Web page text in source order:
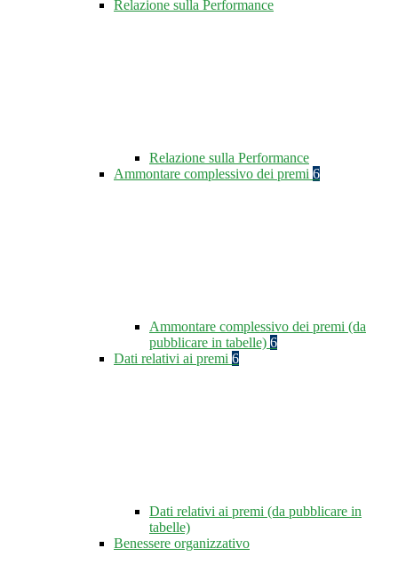
Relazione sulla Performance
Relazione sulla Performance
Ammontare complessivo dei premi 6
Ammontare complessivo dei premi (da
pubblicare in tabelle) 6
Dati relativi ai premi 6
Dati relativi ai premi (da pubblicare in
tabelle)
Benessere organizzativo